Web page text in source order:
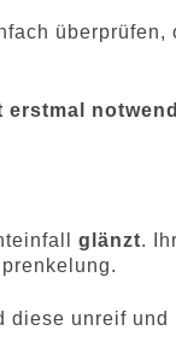
überprüfen,
erstmal
glänzt.
diese unreif und